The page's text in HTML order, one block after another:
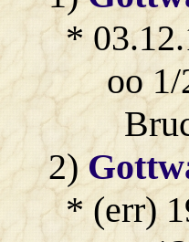
*
oo
2)
* (err)